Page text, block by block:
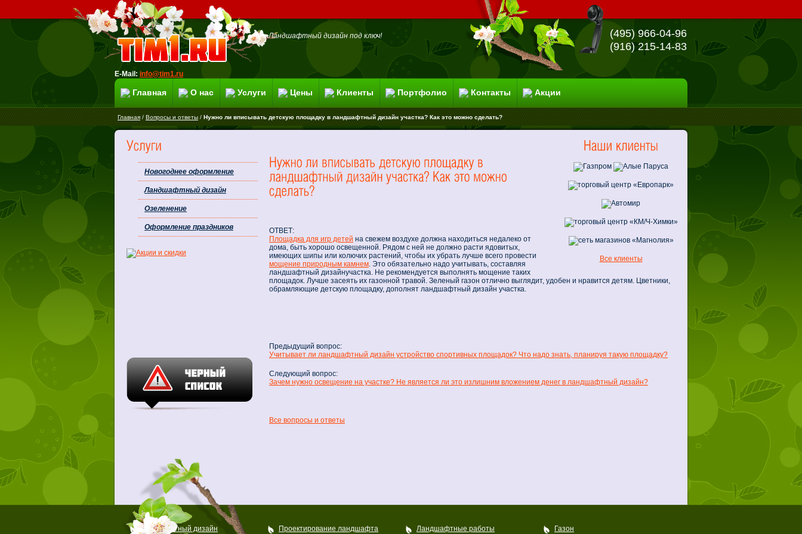
Ландшафтный дизайн под ключ!
E-Mail: info@tim1.ru
(495) 966-04-96
(916) 215-14-83
Главная О нас Услуги Цены Клиенты Портфолио Контакты Акции
Главная/Вопросы и ответы/Нужно ли вписывать детскую площадку в ландшафтный дизайн участка? Как это можно сделать?
Все клиенты
ОТВЕТ:
Площадка для игр детей на свежем воздухе должна находиться недалеко от
дома, быть хорошо освещенной. Рядом с ней не должно расти ядовитых,
имеющих шипы или колючих растений, чтобы их убрать лучше всего провести
мощение природным камнем. Это обязательно надо учитывать, составляя
ландшафтный дизайнучастка. Не рекомендуется выполнять мощение таких
площадок. Лучше засеять их газонной травой. Зеленый газон отлично выглядит, удобен и нравится детям. Цветники,
обрамляющие детскую площадку, дополнят ландшафтный дизайн участка.
Предыдущий вопрос:
Учитывает ли ландшафтный дизайн устройство спортивных площадок? Что надо знать, планируя такую площадку?
Следующий вопрос:
Зачем нужно освещение на участке? Не является ли это излишним вложением денег в ландшафтный дизайн?
Все вопросы и ответы
Новогоднее оформление
Ландшафтный дизайн
Озеленение
Оформление праздников
Ландшафтный дизайн Проектирование ландшафта Ландшафтные работы Газон